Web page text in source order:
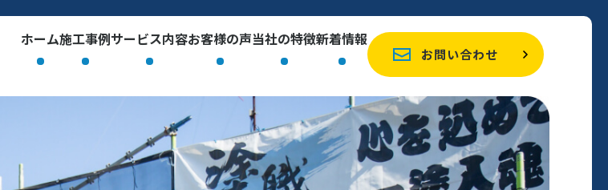
ホーム施工事例サービス内容お客様の声当社の特徴新着情報
お問い合わせ